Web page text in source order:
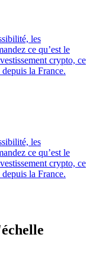
les
ce qu’est le
crypto, ce
la France.
les
ce qu’est le
crypto, ce
la France.